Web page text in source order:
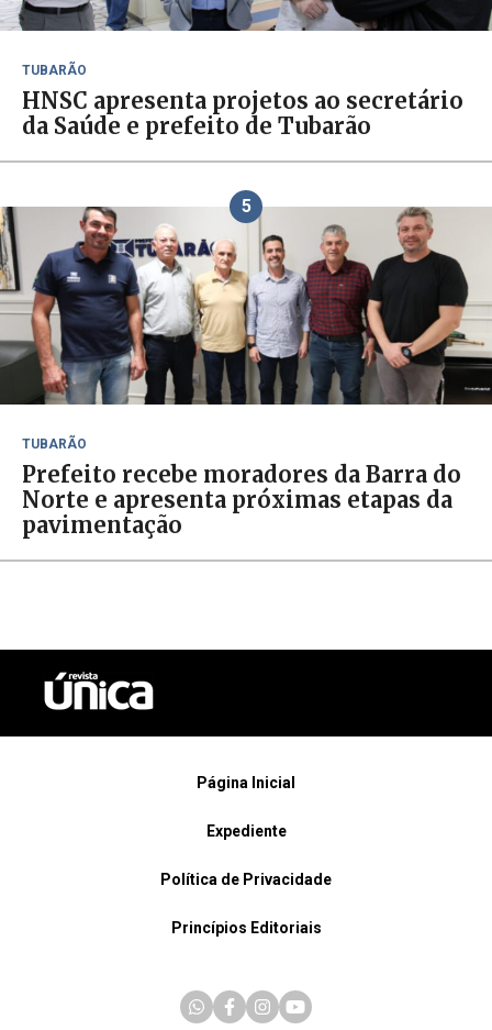
TUBARÃO
HNSC apresenta projetos ao secretário
da Saúde e prefeito de Tubarão
5
TUBARÃO
Prefeito recebe moradores da Barra do
Norte e apresenta próximas etapas da
pavimentação
Página Inicial
Expediente
Política de Privacidade
Princípios Editoriais